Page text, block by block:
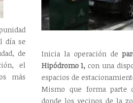
día se
de
el
más
Inicia la operación de
Hipódromo 1, con una
espacios de
Mismo que forma parte
donde los vecinos de la